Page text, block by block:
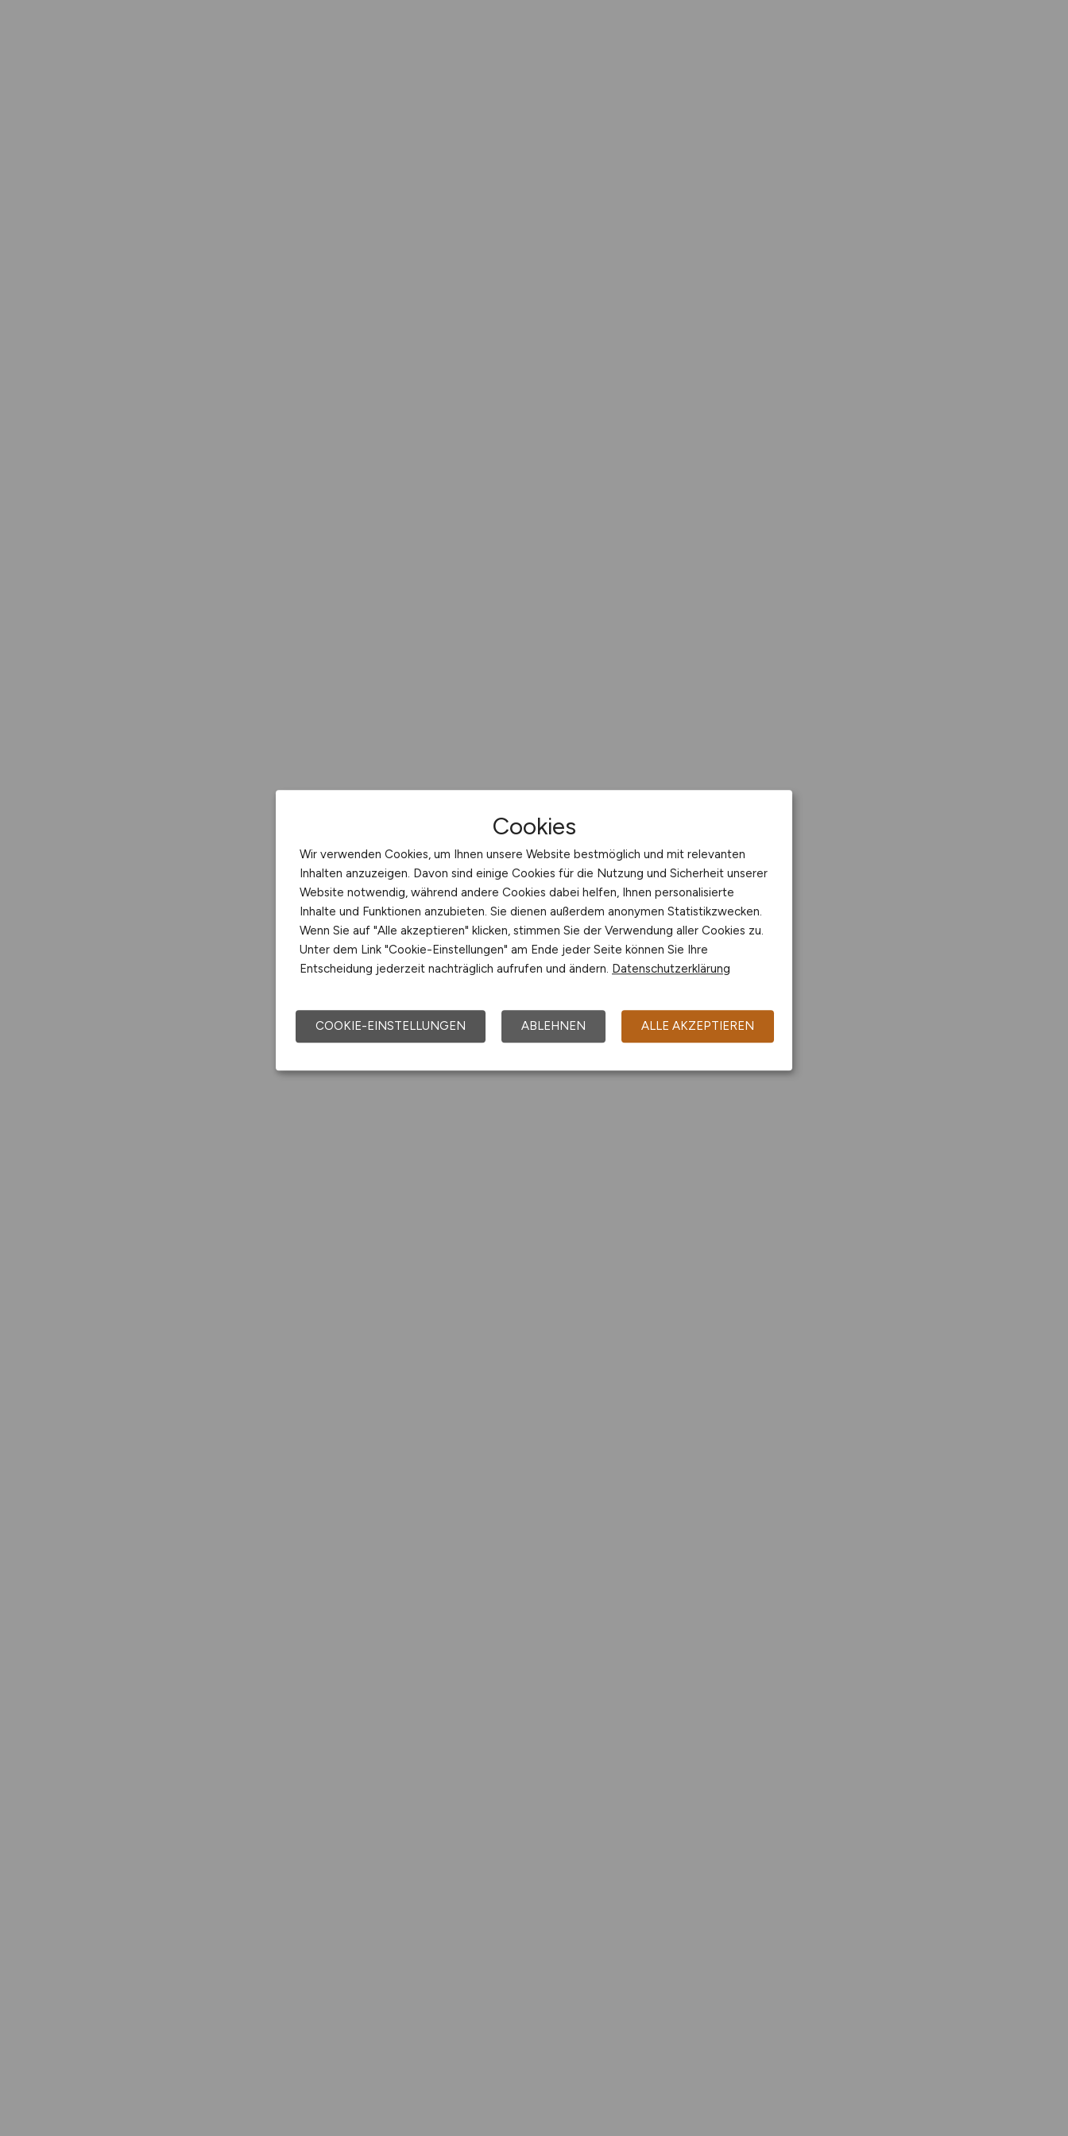
Cookies
Wir verwenden Cookies, um Ihnen unsere Website bestmöglich und mit relevanten
Inhalten anzuzeigen. Davon sind einige Cookies für die Nutzung und Sicherheit unserer
Website notwendig, während andere Cookies dabei helfen, Ihnen personalisierte
Inhalte und Funktionen anzubieten. Sie dienen außerdem anonymen Statistikzwecken.
Wenn Sie auf "Alle akzeptieren" klicken, stimmen Sie der Verwendung aller Cookies zu.
Unter dem Link "Cookie-Einstellungen" am Ende jeder Seite können Sie Ihre
Entscheidung jederzeit nachträglich aufrufen und ändern. Datenschutzerklärung
COOKIE-EINSTELLUNGEN ABLEHNEN ALLE AKZEPTIEREN